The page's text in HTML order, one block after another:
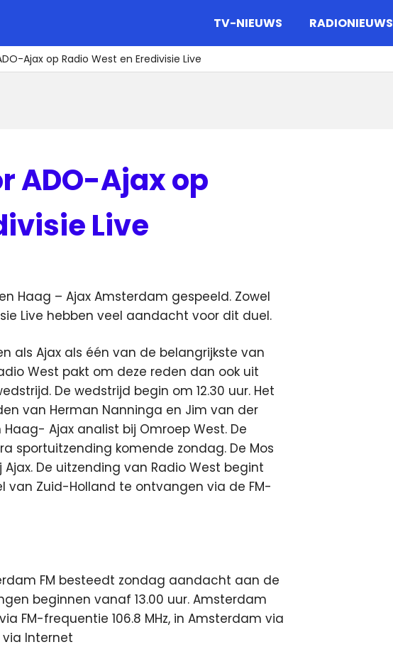
TV-NIEUWS RADIONIEUWS
Ajax op Radio West en Eredivisie Live
ADO-Ajax op
Live
Haag – Ajax Amsterdam gespeeld. Zowel
Live hebben veel aandacht voor dit duel.
als Ajax als één van de belangrijkste van
West pakt om deze reden dan ook uit
De wedstrijd begin om 12.30 uur. Het
van Herman Nanninga en Jim van der
Ajax analist bij Omroep West. De
sportuitzending komende zondag. De Mos
De uitzending van Radio West begint
van Zuid-Holland te ontvangen via de FM-
FM besteedt zondag aandacht aan de
beginnen vanaf 13.00 uur. Amsterdam
FM-frequentie 106.8 MHz, in Amsterdam via
via Internet